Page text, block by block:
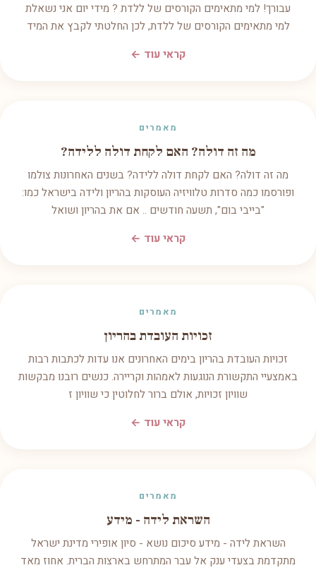
עבורך! למי מתאימים הקורסים של ללדת ? מידי יום אני נשאלת
למי מתאימים הקורסים של ללדת, לכן החלטתי לקבץ את המיד
קראי עוד ←
מאמרים
מה זה דולה? האם לקחת דולה ללידה?
מה זה דולה? האם לקחת דולה ללידה? בשנים האחרונות צולמו
ופורסמו כמה סדרות טלוויזיה העוסקות בהריון ולידה בישראל כמו:
"בייבי בום", תשעה חודשים .. אם את בהריון ושואל
קראי עוד ←
מאמרים
זכויות העובדת בהריון
זכויות העובדת בהריון בימים האחרונים אנו עדות לכתבות רבות
באמצעיי התקשורת הנוגעות לאמהות וקריירה. כנשים רובנו מבקשות
שוויון זכויות, אולם ברור לחלוטין כי שוויון ז
קראי עוד ←
מאמרים
השראת לידה - מידע
השראת לידה - מידע סיכום נושא - סיון אופירי מדינת ישראל
מתקדמת בצעדי ענק אל עבר המתרחש בארצות הברית. אחוז מאד